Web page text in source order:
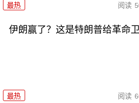
最热 阅读
伊朗赢了？这是特朗普给革命
最热 阅读